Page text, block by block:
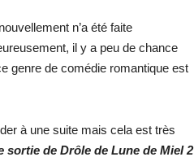
n’a été faite
il y a peu de chance
genre de comédie romantique est
à une suite mais cela est très
sortie de Drôle de Lune de Miel 2